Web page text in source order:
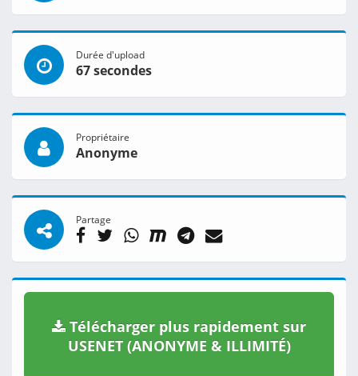
Durée d'upload
67 secondes
Propriétaire
Anonyme
Partage
Télécharger plus rapidement sur
USENET (ANONYME & ILLIMITÉ)